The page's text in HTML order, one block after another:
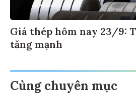
Giá thép hôm nay 23/9:
tăng mạnh
Cùng chuyên mục